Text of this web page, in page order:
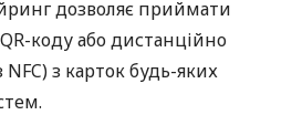
дозволяє приймати
коду або дистанційно
з карток будь-яких